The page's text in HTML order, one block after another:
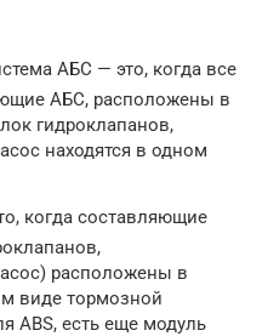
АБС — это, когда все
АБС, расположены в
гидроклапанов,
находятся в одном
когда составляющие
расположены в
виде тормозной
ABS, есть еще модуль